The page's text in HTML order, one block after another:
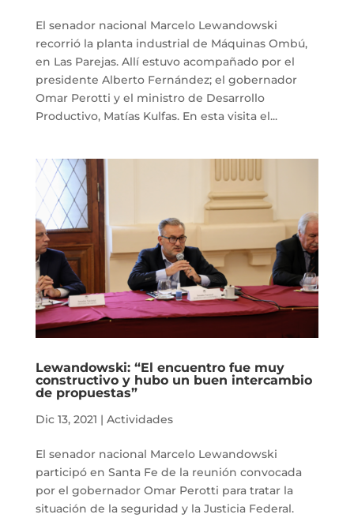
El senador nacional Marcelo Lewandowski
recorrió la planta industrial de Máquinas Ombú,
en Las Parejas. Allí estuvo acompañado por el
presidente Alberto Fernández; el gobernador
Omar Perotti y el ministro de Desarrollo
Productivo, Matías Kulfas. En esta visita el...
Lewandowski: “El encuentro fue muy
constructivo y hubo un buen intercambio
de propuestas”
Dic 13, 2021 | Actividades
El senador nacional Marcelo Lewandowski
participó en Santa Fe de la reunión convocada
por el gobernador Omar Perotti para tratar la
situación de la seguridad y la Justicia Federal.